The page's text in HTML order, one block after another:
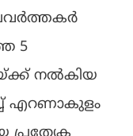
5
നല്‍കിയ
എറണാകുളം